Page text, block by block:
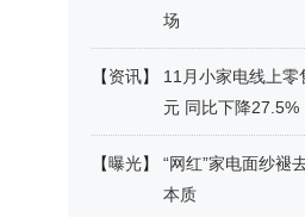
场
【资讯】
11月小家电线上
元 同比下降27.5%
【曝光】
“网红”家电面纱褪
本质